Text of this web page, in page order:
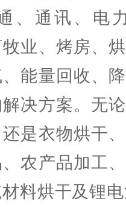
、通讯、电
业、烤房、
能量回收、
决方案。无
是衣物烘干
农产品加工
料烘干及锂